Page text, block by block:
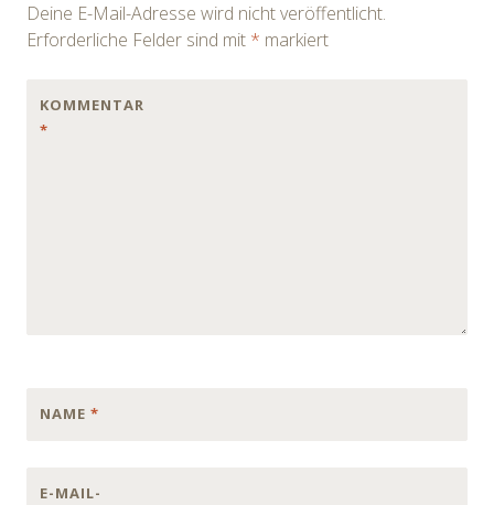
Deine E-Mail-Adresse wird nicht veröffentlicht.
Erforderliche Felder sind mit * markiert
KOMMENTAR
*
NAME *
E-MAIL-